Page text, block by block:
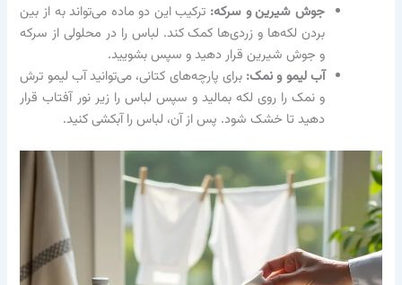
جوش شیرین و سرکه: ترکیب این دو ماده می‌تواند به از بین
بردن لکه‌ها و زردی‌ها کمک کند. لباس را در محلولی از سرکه
و جوش شیرین قرار دهید و سپس بشویید.
آب لیمو و نمک: برای پارچه‌های کتانی، می‌توانید آب لیمو ترش
و نمک را روی لکه بمالید و سپس لباس را زیر نور آفتاب قرار
دهید تا خشک شود. پس از آن، لباس را آبکشی کنید.